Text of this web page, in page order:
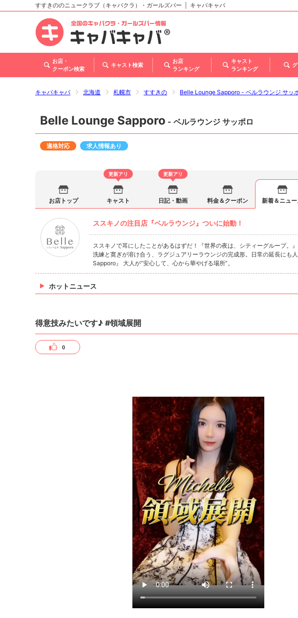
北海道
東北
甲信越・北陸
関西
すすきののニュークラブ（キャバクラ）・ガールズバー キャバキャバ
お店・
クーポン検索
キャスト検索
お店
ランキング
キャスト
ランキング
キャバキャバ 北海道 札幌市 すすきの Belle Lounge Sapporo - ベルラウンジ サッ
Belle Lounge Sapporo - ベルラウンジ サッポロ
適格対応 求人情報あり
お店トップ
更新アリ
キャスト
更新アリ
日記・動画 料金＆クーポン 新着＆ニュー
ススキノの注目店『ベルラウンジ』ついに始動！
ススキノで耳にしたことがあるはずだ！『世界の夜は、シティーグループ。
洗練と寛ぎが溶け合う、ラグジュアリーラウンジの完成形。日常の延長にも
Sapporo』 大人が“安心して、心から華やげる場所”。
ホットニュース
得意技みたいです♪ #領域展開
0